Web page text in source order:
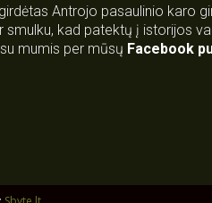
Antrojo pasaulinio karo
kad patektų į istorijos
mumis per mūsų Facebook